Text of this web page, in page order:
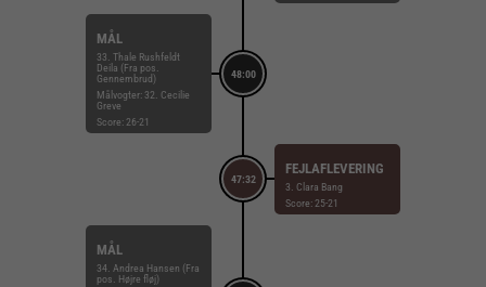
48:00
MÅL
33. Thale Rushfeldt
Deila (Fra pos.
Gennembrud)
Målvogter: 32. Cecilie
Greve
Score: 26-21
47:32
FEJLAFLEVERING
3. Clara Bang
Score: 25-21
MÅL
34. Andrea Hansen (Fra
pos. Højre fløj)